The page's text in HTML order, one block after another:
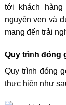
tới khách hàng
nguyên vẹn và
mang đến trải
Quy trình đóng
Quy trình đóng
thực hiện như